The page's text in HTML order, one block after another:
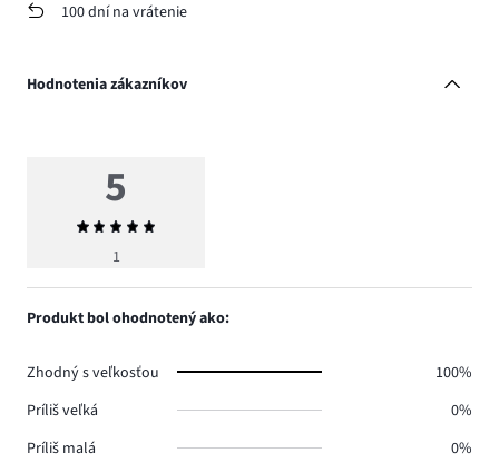
100 dní na vrátenie
Hodnotenia zákazníkov
5
Priemerné
hodnotenie
1
Produkt bol ohodnotený ako:
Zhodný s veľkosťou
100%
Príliš veľká
0%
Príliš malá
0%